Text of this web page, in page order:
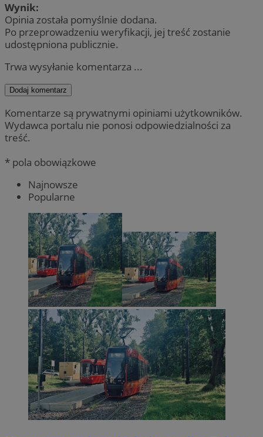
Wynik:
Opinia została pomyślnie dodana.
Po przeprowadzeniu weryfikacji, jej treść zostanie
udostępniona publicznie.
Trwa wysyłanie komentarza ...
Dodaj komentarz
Komentarze są prywatnymi opiniami użytkowników.
Wydawca portalu nie ponosi odpowiedzialności za
treść.
* pola obowiązkowe
Najnowsze
Popularne